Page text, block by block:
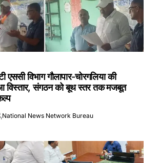
विभाग गौलापार-चोरगलिया की
विस्तार, संगठन को बूथ स्तर तक मजबूत
National News Network Bureau